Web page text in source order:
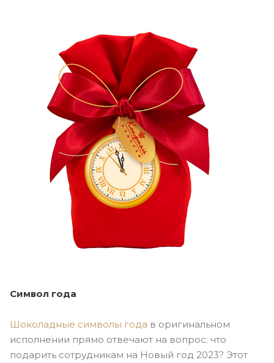
Символ года
Шоколадные символы года в оригинальном
исполнении прямо отвечают на вопрос: что
подарить сотрудникам на Новый год 2023? Этот